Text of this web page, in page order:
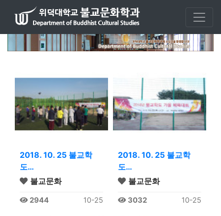
2018. 10. 25 불교학
도…
불교문화
2944 10-25
2018. 10. 25 불교학
도…
불교문화
3032 10-25